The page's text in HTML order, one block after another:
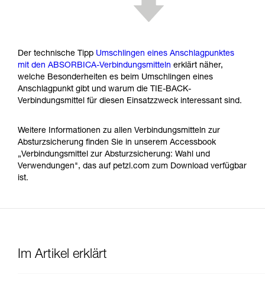
Der technische Tipp Umschlingen eines Anschlagpunktes
mit den ABSORBICA-Verbindungsmitteln erklärt näher,
welche Besonderheiten es beim Umschlingen eines
Anschlagpunkt gibt und warum die TIE-BACK-
Verbindungsmittel für diesen Einsatzzweck interessant sind.
Weitere Informationen zu allen Verbindungsmitteln zur
Absturzsicherung finden Sie in unserem Accessbook
„Verbindungsmittel zur Absturzsicherung: Wahl und
Verwendungen", das auf petzl.com zum Download verfügbar
ist.
Im Artikel erklärt